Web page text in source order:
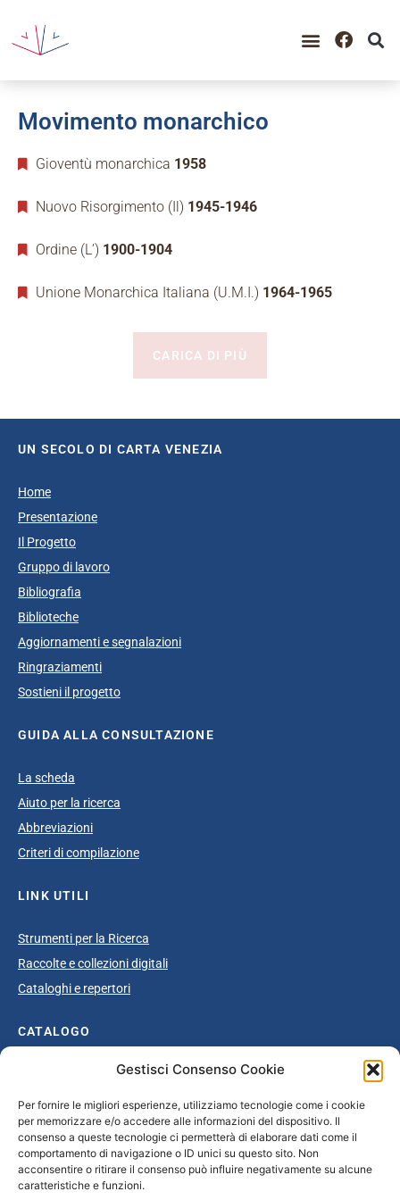
Gestisci Consenso Cookie
Per fornire le migliori esperienze, utilizziamo tecnologie come i cookie
per memorizzare e/o accedere alle informazioni del dispositivo. Il
consenso a queste tecnologie ci permetterà di elaborare dati come il
comportamento di navigazione o ID unici su questo sito. Non
acconsentire o ritirare il consenso può influire negativamente su alcune
caratteristiche e funzioni.
Movimento monarchico
Gioventù monarchica 1958
Nuovo Risorgimento (Il) 1945-1946
Ordine (L’) 1900-1904
Unione Monarchica Italiana (U.M.I.) 1964-1965
CARICA DI PIÙ
UN SECOLO DI CARTA VENEZIA
Home
Presentazione
Il Progetto
Gruppo di lavoro
Bibliografia
Biblioteche
Aggiornamenti e segnalazioni
Ringraziamenti
Sostieni il progetto
GUIDA ALLA CONSULTAZIONE
La scheda
Aiuto per la ricerca
Abbreviazioni
Criteri di compilazione
LINK UTILI
Strumenti per la Ricerca
Raccolte e collezioni digitali
Cataloghi e repertori
CATALOGO
Catalogo completo
Ottocento
Età giolittiana
Grande Guerra e dopoguerra
Fascismo